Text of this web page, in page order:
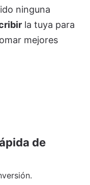
ninguna
la tuya para
mejores
de